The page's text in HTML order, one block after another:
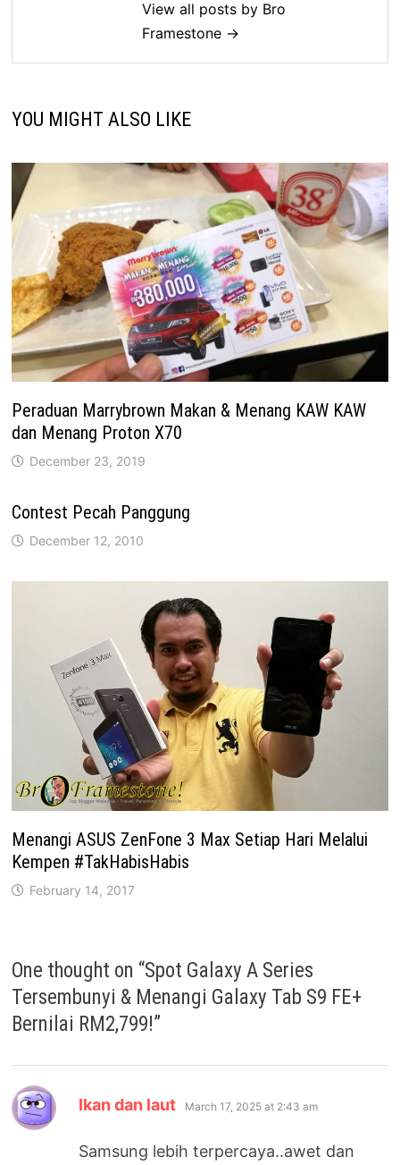
View all posts by Bro
Framestone →
YOU MIGHT ALSO LIKE
Peraduan Marrybrown Makan & Menang KAW KAW
dan Menang Proton X70
December 23, 2019
Contest Pecah Panggung
December 12, 2010
Menangi ASUS ZenFone 3 Max Setiap Hari Melalui
Kempen #TakHabisHabis
February 14, 2017
One thought on “Spot Galaxy A Series
Tersembunyi & Menangi Galaxy Tab S9 FE+
Bernilai RM2,799!”
Ikan dan laut says:
March 17, 2025 at 2:43 am
Samsung lebih terpercaya..awet dan